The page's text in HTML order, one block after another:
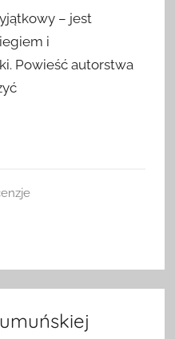
– jest
i
Powieść autorstwa